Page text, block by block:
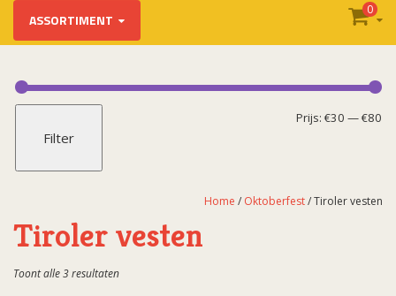
ASSORTIMENT
0
Dirndl's
Lederhose
Oktoberfest accessoires
Tiroler blousen
Filter
Prijs: €30 —€80
Home / Oktoberfest/ Tiroler vesten
Tiroler vesten
Toont alle 3 resultatenGesorteerd